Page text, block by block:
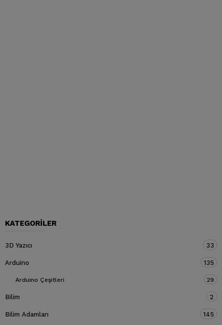
KATEGORILER
3D Yazıcı 33
Arduino 135
Arduino Çeşitleri 29
Bilim 2
Bilim Adamları 145